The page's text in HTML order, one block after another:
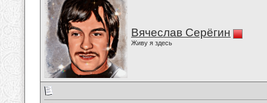
Вячеслав Серёгин
Живу я здесь